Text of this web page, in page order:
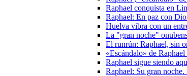
Raphael conquista en
Raphael: En paz con
Huelva vibra con un
La "gran noche"
El runrún: Raphael, sin
«Escándalo» de
Raphael sigue siendo
Raphael: Su gran noche.